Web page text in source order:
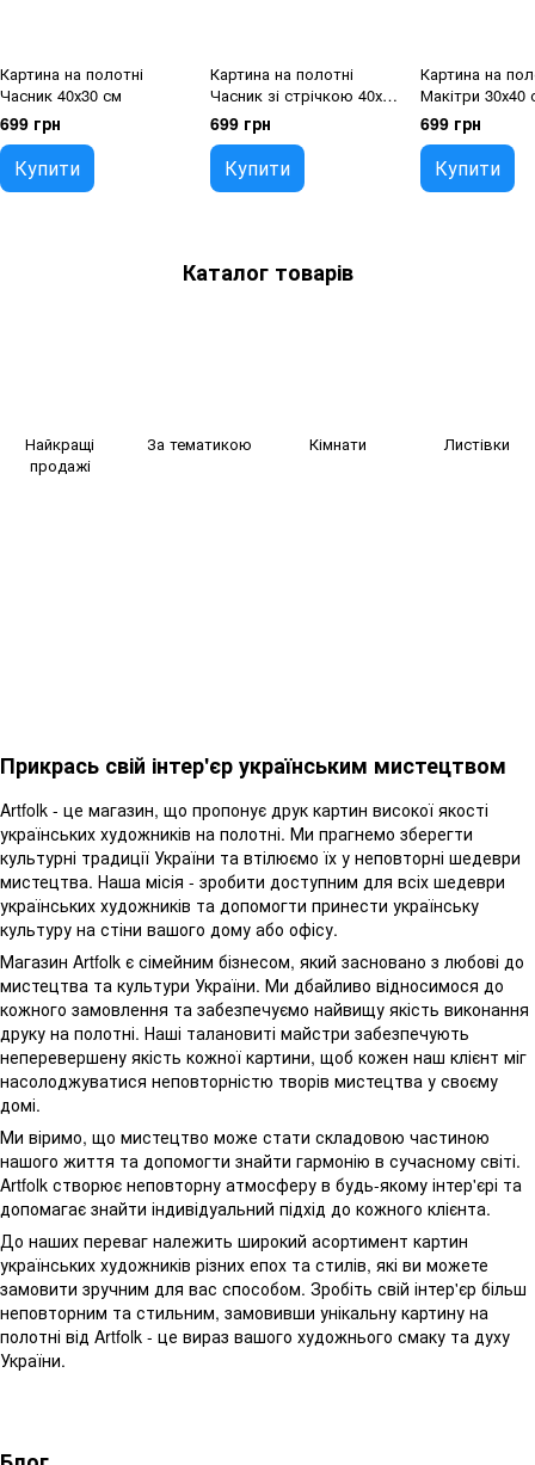
Картина на полотні
Часник 40х30 см
699 грн
Купити
Картина на полотні
Часник зі стрічкою 40х30
см
699 грн
Купити
Картина на
Макітри 30х40
699 грн
Купити
Каталог товарів
Найкращі
продажі
За тематикою Кімнати Листівки
Прикрась свій інтер'єр українським мистецтвом
Artfolk - це магазин, що пропонує друк картин високої якості
українських художників на полотні. Ми прагнемо зберегти
культурні традиції України та втілюємо їх у неповторні шедеври
мистецтва. Наша місія - зробити доступним для всіх шедеври
українських художників та допомогти принести українську
культуру на стіни вашого дому або офісу.
Магазин Artfolk є сімейним бізнесом, який засновано з любові до
мистецтва та культури України. Ми дбайливо відносимося до
кожного замовлення та забезпечуємо найвищу якість виконання
друку на полотні. Наші талановиті майстри забезпечують
неперевершену якість кожної картини, щоб кожен наш клієнт міг
насолоджуватися неповторністю творів мистецтва у своєму
домі.
Ми віримо, що мистецтво може стати складовою частиною
нашого життя та допомогти знайти гармонію в сучасному світі.
Artfolk створює неповторну атмосферу в будь-якому інтер'єрі та
допомагає знайти індивідуальний підхід до кожного клієнта.
До наших переваг належить широкий асортимент картин
українських художників різних епох та стилів, які ви можете
замовити зручним для вас способом. Зробіть свій інтер'єр більш
неповторним та стильним, замовивши унікальну картину на
полотні від Artfolk - це вираз вашого художнього смаку та духу
України.